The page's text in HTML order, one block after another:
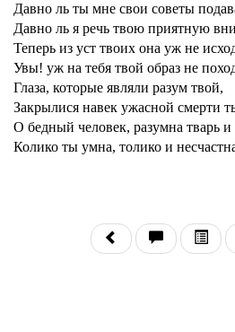
Давно ль ты мне свои советы
Давно ль я речь твою приятную
Теперь из уст твоих она уж не
Увы! уж на тебя твой образ не
Глаза, которые являли разум твой,
Закрылися навек ужасной смерти
О бедный человек, разумна тварь и
Колико ты умна, толико и